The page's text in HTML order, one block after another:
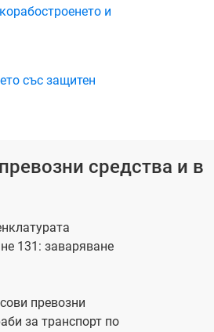
и
със защитен
средства и в
131: заваряване
превозни
за транспорт по